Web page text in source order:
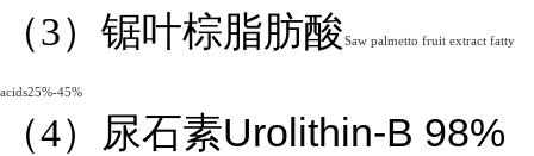
（3）锯叶棕脂肪酸Saw palmetto fruit extract fatty
acids25%-45%
（4） 尿石素Urolithin-B 98%